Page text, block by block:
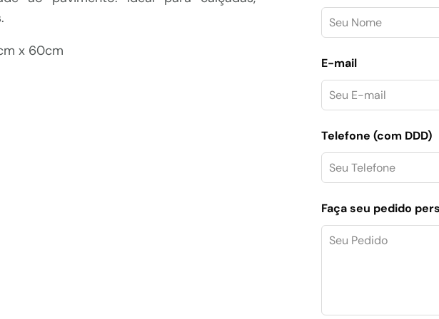
x 60cm
field
blank
E-mail
Telefone (com DDD)
Faça seu pedido